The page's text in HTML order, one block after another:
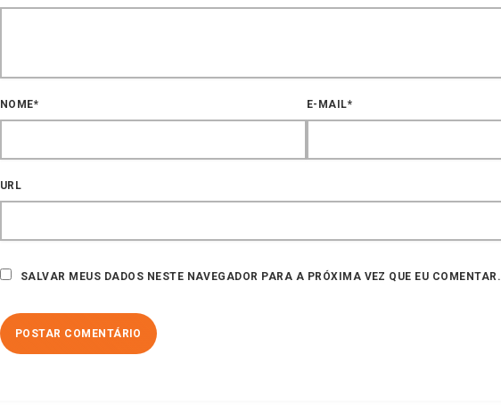
NOME* E-MAIL*
URL
SALVAR MEUS DADOS NESTE NAVEGADOR PARA A PRÓXIMA VEZ QUE EU COMENTAR.